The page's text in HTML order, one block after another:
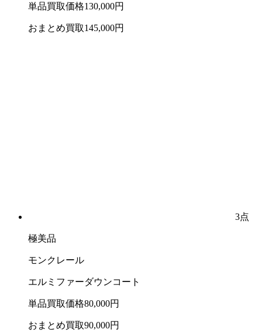
単品買取価格130,000円
おまとめ買取145,000円
3点
極美品
モンクレール
エルミファーダウンコート
単品買取価格80,000円
おまとめ買取90,000円